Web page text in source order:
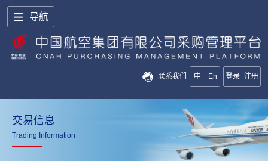
导航
联系我们 中 En 登录 注册
交易信息
Trading Information